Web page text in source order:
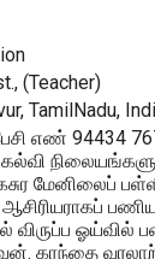
(Teacher)
TamilNadu,
எண் 94434
மேனிலைப்
விருப்ப ஓய்வில்
கரந்தை